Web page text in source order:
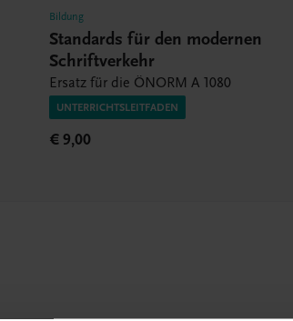
Bildung
Standards für den modernen
Schriftverkehr
Ersatz für die ÖNORM A 1080
UNTERRICHTSLEITFADEN
€ 9,00